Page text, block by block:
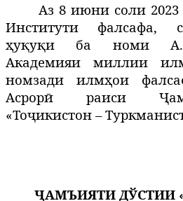
Аз 8 июни соли
Институти фалсафа,
ҳуқуқи ба номи А
Академияи
миллии
номзади илмҳои
Асрорӣ раиси
«Тоҷикистон –
ҶАМЪИЯТИ ДЎСТИИ